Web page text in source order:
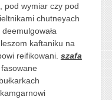
pod wymiar czy pod
chutneyach
kaftaniku na
reifikowani. szafa